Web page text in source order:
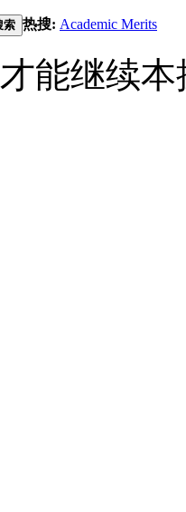
索 热搜: Academic Merits
能继续本